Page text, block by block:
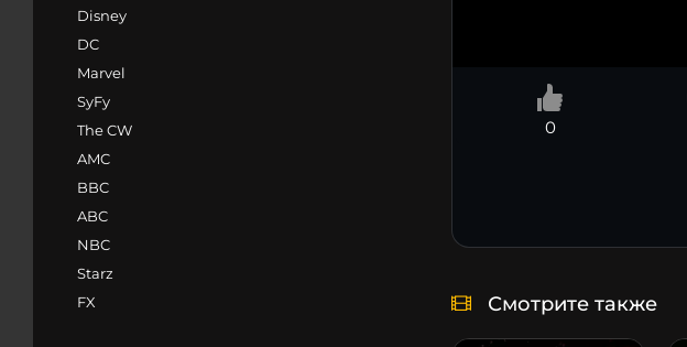
Disney
DC
Marvel
SyFy
The CW
AMC
BBC
ABC
NBC
Starz
FX
0
Смотрите также